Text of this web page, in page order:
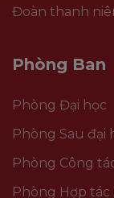
Đoàn thanh
Phòng Ban
Phòng Đại học
Phòng Sau đại
Phòng Công
Phòng Hợp tác